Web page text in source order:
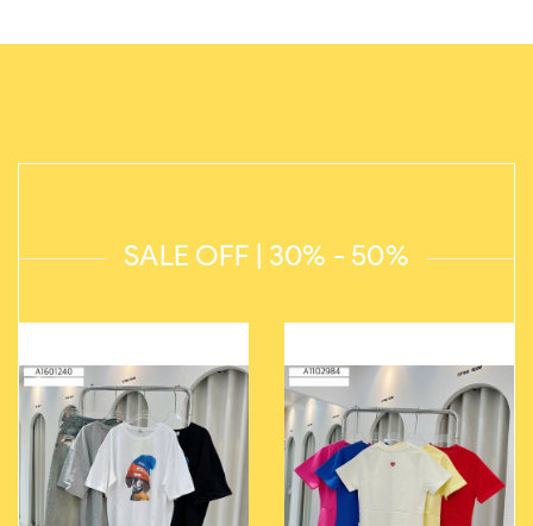
SALE OFF | 30% - 50%